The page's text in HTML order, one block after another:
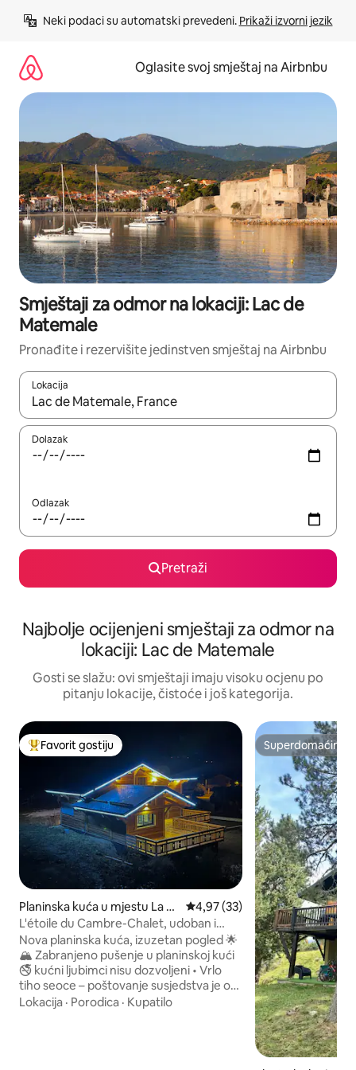
Neki podaci su automatski prevedeni. Prikaži izvorni jezik
Oglasite svoj smještaj na Airbnbu
Smještaji za odmor na lokaciji: Lac de
Matemale
Pronađite i rezervišite jedinstven smještaj na Airbnbu
Lokacija
Kad rezultati budu dostupni, krećite se gore i dolje pomoću
Dolazak
Odlazak
Pretraži
Najbolje ocijenjeni smještaji za odmor na
lokaciji: Lac de Matemale
Gosti se slažu: ovi smještaji imaju visoku ocjenu po
pitanju lokacije, čistoće i još kategorija.
Glavni favorit gostiju
Favorit gostiju
Planinska kuća u mjestu La C
abanasse
Prosječna ocjena: 4,97 od 5,
4,97 (33)
L'étoile du Cambre-Chalet, udoban i
miran smještaj za 1 do 9 osoba
Nova planinska kuća, izuzetan pogled 🌟
🏔 Zabranjeno pušenje u planinskoj kući
🚭 kućni ljubimci nisu dozvoljeni • Vrlo
tiho seoce – poštovanje susjedstva je od
suštinskog značaja • Nova, udobna
Lokacija · Porodica · Kupatilo
Superdomaćin
Superdomaćin